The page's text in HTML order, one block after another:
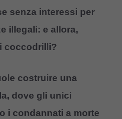
senza interessi per
illegali: e allora,
coccodrilli?
costruire una
dove gli unici
i condannati a morte